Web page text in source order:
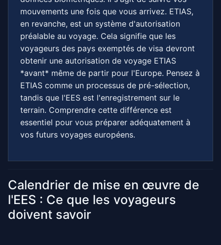
mouvements une fois que vous arrivez. ETIAS,
en revanche, est un système d'autorisation
préalable au voyage. Cela signifie que les
voyageurs des pays exemptés de visa devront
obtenir une autorisation de voyage ETIAS
*avant* même de partir pour l'Europe. Pensez à
ETIAS comme un processus de pré-sélection,
tandis que l'EES est l'enregistrement sur le
terrain. Comprendre cette différence est
essentiel pour vous préparer adéquatement à
vos futurs voyages européens.
Calendrier de mise en œuvre de
l'EES : Ce que les voyageurs
doivent savoir